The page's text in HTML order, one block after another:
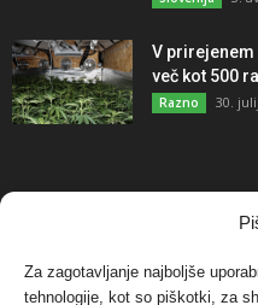
Za zagotavljanje najboljše
tehnologije, kot so piškotki, za
V prirejenem
več kot 500
Razno 30.
NAJBOLJ
Protest proti
svetu pa